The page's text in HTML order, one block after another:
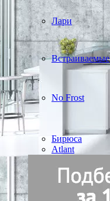
Лари
Встраиваемые
No Frost
Бирюса
Atlant